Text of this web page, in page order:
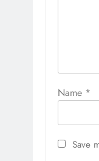
Name *
Save